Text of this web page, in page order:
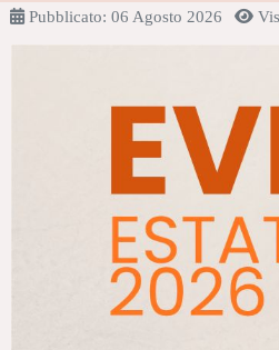
Pubblicato: 06 Agosto 2026